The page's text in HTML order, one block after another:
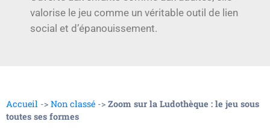
valorise le jeu comme un véritable outil de lien
social et d’épanouissement.
Accueil -> Non classé -> Zoom sur la Ludothèque : le jeu sous
toutes ses formes